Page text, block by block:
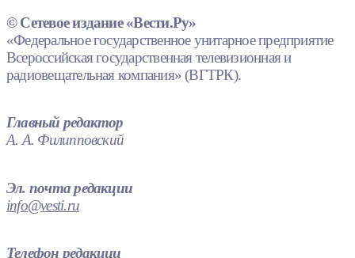
© Сетевое издание «Вести.Ру»
«Федеральное государственное унитарное предприятие
Всероссийская государственная телевизионная и
радиовещательная компания» (ВГТРК).
Главный редактор
А. А. Филипповский
Эл. почта редакции
info@vesti.ru
Телефон редакции